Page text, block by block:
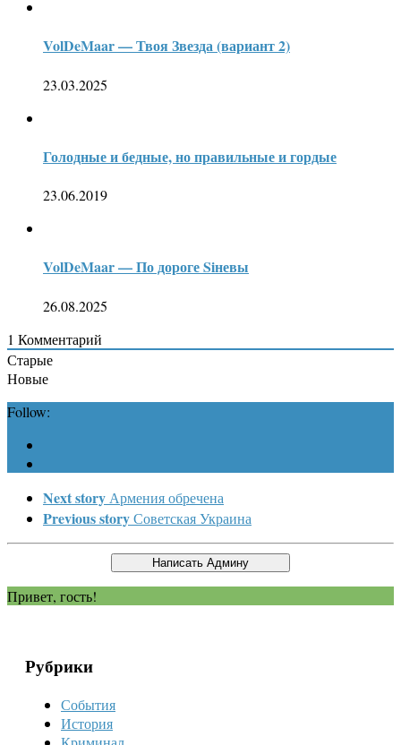
VolDeMaar — Твоя Звезда (вариант 2)
23.03.2025
Голодные и бедные, но правильные и гордые
23.06.2019
VolDeMaar — По дороге Siневы
26.08.2025
1 Комментарий
Старые
Новые
Follow:
Next story Армения обречена
Previous storyСоветская Украина
Привет, гость!
Рубрики
События
История